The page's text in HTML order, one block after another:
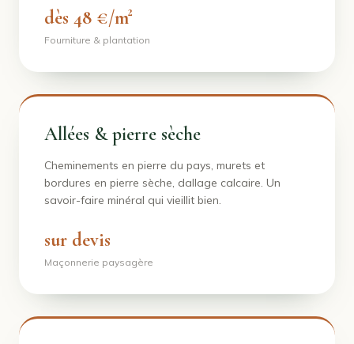
dès 48 €/m²
Fourniture & plantation
Allées & pierre sèche
Cheminements en pierre du pays, murets et
bordures en pierre sèche, dallage calcaire. Un
savoir-faire minéral qui vieillit bien.
sur devis
Maçonnerie paysagère